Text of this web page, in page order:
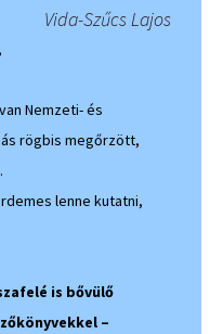
Vida-Szűcs Lajos
Nemzeti- és
rögbis megőrzött,
lenne kutatni,
is bővülő
–